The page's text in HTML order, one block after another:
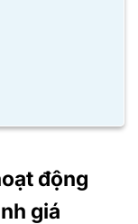
động
giá